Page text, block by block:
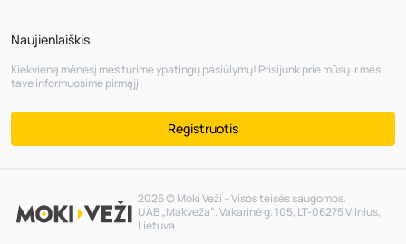
Naujienlaiškis
Kiekvieną mėnesį mes turime ypatingų pasiūlymų! Prisijunk prie mūsų ir mes
tave informuosime pirmąjį.
Registruotis
2026 © Moki Veži – Visos teisės saugomos.
UAB „Makveža“. Vakarinė g. 105, LT-06275 Vilnius,
Lietuva